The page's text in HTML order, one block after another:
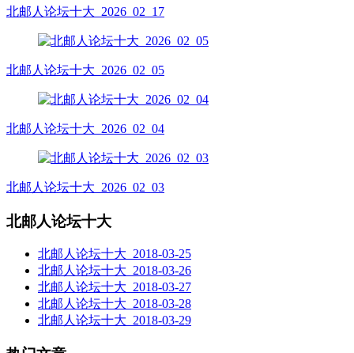
北邮人论坛十大_2026_02_17
北邮人论坛十大_2026_02_05
北邮人论坛十大_2026_02_04
北邮人论坛十大_2026_02_03
北邮人论坛十大
北邮人论坛十大_2018-03-25
北邮人论坛十大_2018-03-26
北邮人论坛十大_2018-03-27
北邮人论坛十大_2018-03-28
北邮人论坛十大_2018-03-29